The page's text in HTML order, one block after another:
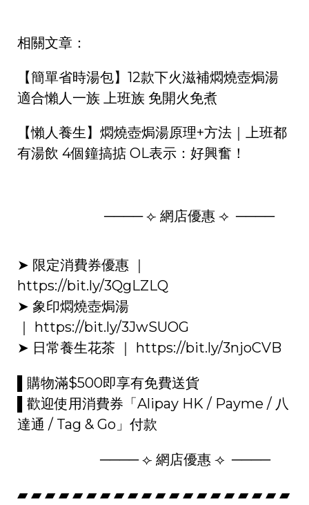
相關文章：
【簡單省時湯包】12款下火滋補燜燒壺焗湯
適合懶人一族 上班族 免開火免煮
【懶人養生】燜燒壺焗湯原理+方法｜上班都
有湯飲 4個鐘搞掂 OL表示：好興奮！
──── ⟣ 網店優惠 ⟢ ​ ────
➤ 限定消費券優惠 ｜
https://bit.ly/3QgLZLQ
➤ 象印燜燒壺焗湯
｜ https://bit.ly/3JwSUOG
➤ 日常養生花茶 ｜ https://bit.ly/3njoCVB
▌購物滿$500即享有免費送貨
▌歡迎使用消費券「Alipay HK / Payme / 八
達通 / Tag & Go」付款
──── ⟣ 網店優惠 ⟢ ​ ────
▰ ▰ ▰ ▰ ▰ ▰ ▰ ▰ ▰ ▰ ▰ ▰ ▰ ▰ ▰ ▰ ▰ ▰ ▰ ▰